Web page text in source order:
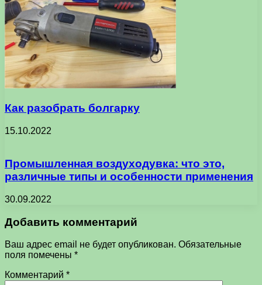
Как разобрать болгарку
15.10.2022
Промышленная воздуходувка: что это,
различные типы и особенности применения
30.09.2022
Добавить комментарий
Ваш адрес email не будет опубликован. Обязательные
поля помечены *
Комментарий *